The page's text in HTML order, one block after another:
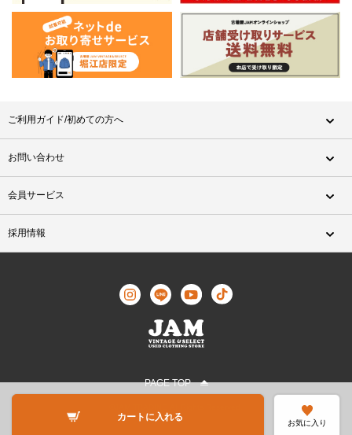
お気に入り
カートに入れる
ご利用ガイド/初めての方へ
お問い合わせ
会員サービス
採用情報
PAGE TOP